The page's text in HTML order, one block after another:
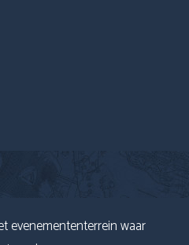
evenemententerrein waar